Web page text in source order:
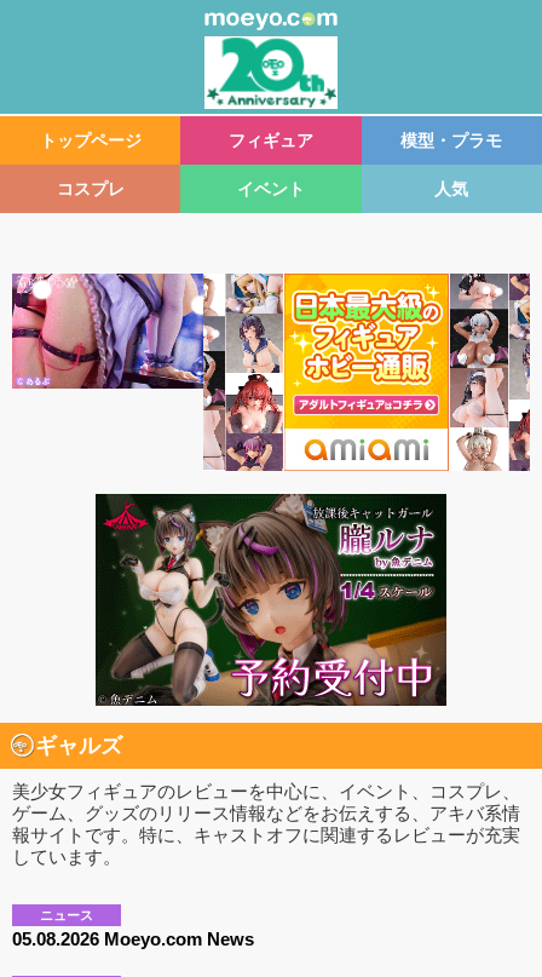
トップページ フィギュア 模型・プラモ
コスプレ イベント 人気
ギャルズ
美少女フィギュアのレビューを中心に、イベント、コスプレ、
ゲーム、グッズのリリース情報などをお伝えする、アキバ系情
報サイトです。特に、キャストオフに関連するレビューが充実
しています。
ニュース
05.08.2026 Moeyo.com News